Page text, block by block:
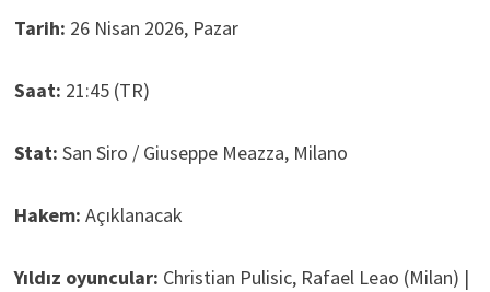
Tarih: 26 Nisan 2026, Pazar
Saat: 21:45 (TR)
Stat: San Siro / Giuseppe Meazza, Milano
Hakem: Açıklanacak
Yıldız oyuncular: Christian Pulisic, Rafael Leao (Milan) |